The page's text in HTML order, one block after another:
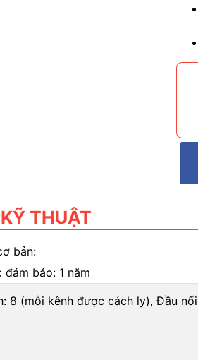
THUẬT
bản:
bảo: 1 năm
8 (mỗi kênh được cách ly), Đầu